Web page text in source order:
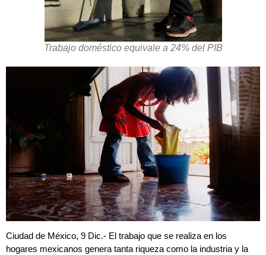
Trabajo doméstico equivale a 24% del PIB
Ciudad de México, 9 Dic.- El trabajo que se realiza en los
hogares mexicanos genera tanta riqueza como la industria y la